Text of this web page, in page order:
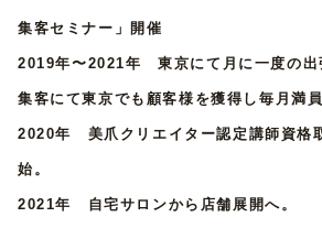
集客セミナー」開催
2019年〜2021年 東京にて月に一度の出
集客にて東京でも顧客様を獲得し毎月満員
2020年 美爪クリエイター認定講師資格
始。
2021年 自宅サロンから店舗展開へ。